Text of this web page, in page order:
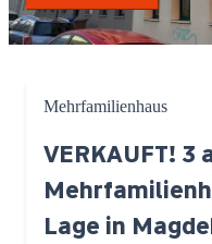
Mehrfamilienhaus
VERKAUFT!
Lage in